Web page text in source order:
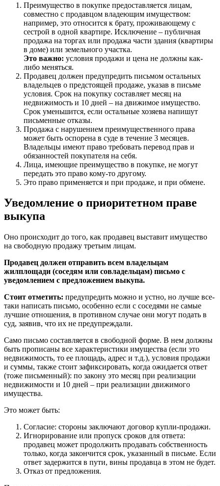
Преимущество в покупке предоставляется лицам,
совместно с продавцом владеющим имуществом:
например, это относится к брату, проживающему с
сестрой в одной квартире. Исключение – публичная
продажа на торгах или продажа части здания (квартиры
в доме) или земельного участка.
Это важно: условия продажи и цена не должны как-
либо меняться.
Продавец должен предупредить письмом остальных
владельцев о предстоящей продаже, указав в письме
условия. Срок на покупку составляет месяц на
недвижимость и 10 дней – на движимое имущество.
Срок уменьшится, если остальные хозяева напишут
письменные отказы.
Продажа с нарушением преимущественного права
может быть оспорена в суде в течение 3 месяцев.
Владельцы имеют право требовать перевод прав и
обязанностей покупателя на себя.
Лица, имеющие преимущество в покупке, не могут
передать это право кому-то другому.
Это право применяется и при продаже, и при обмене.
Уведомление о приоритетном праве
выкупа
Оно происходит до того, как продавец выставит имущество
на свободную продажу третьим лицам.
Продавец должен отправить всем владельцам
жилплощади (соседям или совладельцам) письмо с
уведомлением с предложением выкупа.
Стоит отметить: предупредить можно и устно, но лучше все-
таки написать письмо, особенно если с соседями не самые
лучшие отношения, в противном случае они могут подать в
суд, заявив, что их не предупреждали.
Само письмо составляется в свободной форме. В нем должны
быть прописаны все характеристики имущества (если это
недвижимость, то ее площадь, адрес и т.д.), условия продажи
и суммы, также стоит зафиксировать, когда ожидается ответ
(тоже письменный): по закону это месяц при реализации
недвижимости и 10 дней – при реализации движимого
имущества.
Это может быть:
Согласие: стороны заключают договор купли-продажи.
Игнорирование или пропуск сроков для ответа:
продавец может продолжить продавать собственность
только, когда закончится срок, указанный в письме. Если
ответ задержится в пути, вины продавца в этом не будет.
Отказ от предложения.